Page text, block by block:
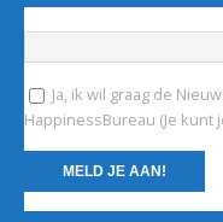
Ja, ik wil graag de
HappinessBureau (Je kunt